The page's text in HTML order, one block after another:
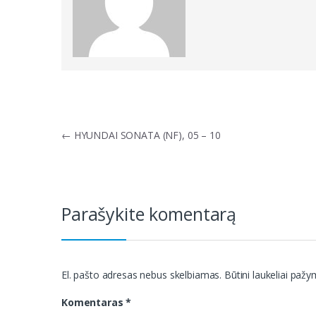
Navigacija
← HYUNDAI SONATA (NF), 05 – 10
Parašykite komentarą
El. pašto adresas nebus skelbiamas. Būtini laukeliai
Komentaras*